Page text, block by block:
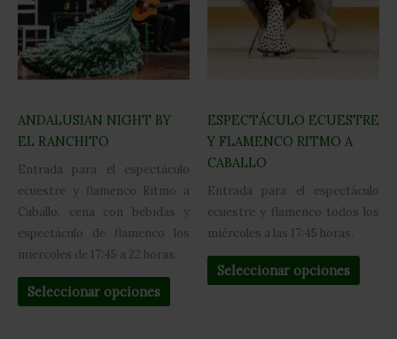
ANDALUSIAN NIGHT BY
EL RANCHITO
Entrada para el espectáculo
ecuestre y flamenco Ritmo a
Caballo, cena con bebidas y
espectáculo de flamenco los
miercoles de 17:45 a 22 horas.
Seleccionar opciones
ESPECTÁCULO ECUESTRE
Y FLAMENCO RITMO A
CABALLO
Entrada para el espectáculo
ecuestre y flamenco todos los
miércoles a las 17:45 horas.
Seleccionar opciones